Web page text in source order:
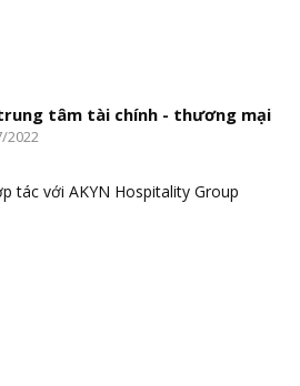
tâm tài chính - thương mại
2022